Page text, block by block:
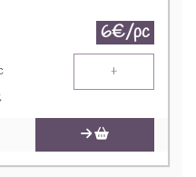
6€/pc
+